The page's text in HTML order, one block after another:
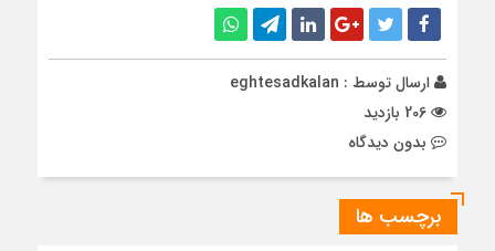
ارسال توسط : eghtesadkalan
بدون دیدگاه
برچسب ها